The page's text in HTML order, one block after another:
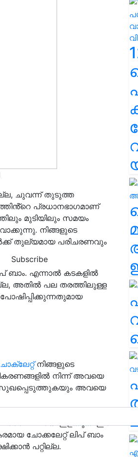
Subscribe
ചുവന്ന് തുടുത്ത
പ്രധാനഭാഗമാണ്
മുടിയിലും സമയം
നിങ്ങളുടെ
തുല്യമായ പരിചരണവും
ബാം. എന്നാൽ കടകളിൽ
അതിൽ പല തരത്തിലുള്ള
നിങ്ങളുടെ
നിന്ന് അവയെ
സുഖപ്പെടുത്തുകയും അവയെ
ചേർത്ത്
നന്നായി ഇളക്കുക. ഇത്
ചോക്കലേറ്റ് ലിപ് ബാം
പറ്റില്ല.